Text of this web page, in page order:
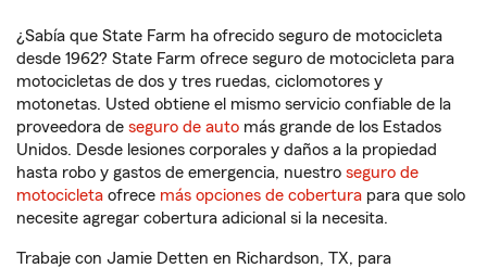
¿Sabía que State Farm ha ofrecido seguro de motocicleta
desde 1962? State Farm ofrece seguro de motocicleta para
motocicletas de dos y tres ruedas, ciclomotores y
motonetas. Usted obtiene el mismo servicio confiable de la
proveedora de seguro de auto más grande de los Estados
Unidos. Desde lesiones corporales y daños a la propiedad
hasta robo y gastos de emergencia, nuestro seguro de
motocicleta ofrece más opciones de cobertura para que solo
necesite agregar cobertura adicional si la necesita.
Trabaje con Jamie Detten en Richardson, TX, para